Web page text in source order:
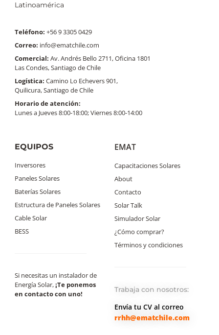
Latinoamérica
Teléfono: +56 9 3305 0429
Correo: info@ematchile.com
Comercial: Av. Andrés Bello 2711, Oficina 1801
Las Condes, Santiago de Chile
Logística: Camino Lo Echevers 901,
Quilicura, Santiago de Chile
Horario de atención:
Lunes a Jueves 8:00-18:00; Viernes 8:00-14:00
EQUIPOS
Inversores
Paneles Solares
Baterías Solares
Estructura de Paneles Solares
Cable Solar
BESS
Si necesitas un instalador de
Energía Solar,¡Te ponemos
en contacto con uno!
EMAT
Capacitaciones Solares
About
Contacto
Solar Talk
Simulador Solar
¿Cómo comprar?
Términos y condiciones
Trabaja con nosotros:
Envía tu CV al correo
rrhh@ematchile.com